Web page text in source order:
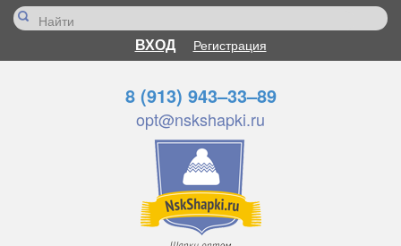
ВХОД Регистрация
8 (913) 943–33–89
opt@nskshapki.ru